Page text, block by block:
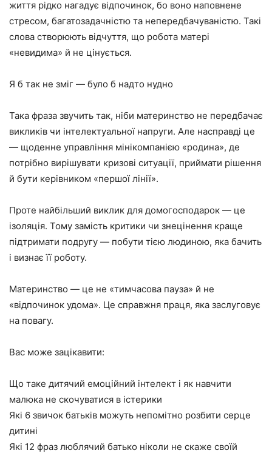
життя рідко нагадує відпочинок, бо воно наповнене
стресом, багатозадачністю та непередбачуваністю. Такі
слова створюють відчуття, що робота матері
«невидима» й не цінується.
Я б так не зміг — було б надто нудно
Така фраза звучить так, ніби материнство не передбачає
викликів чи інтелектуальної напруги. Але насправді це
— щоденне управління мінікомпанією «родина», де
потрібно вирішувати кризові ситуації, приймати рішення
й бути керівником «першої лінії».
Проте найбільший виклик для домогосподарок — це
ізоляція. Тому замість критики чи знецінення краще
підтримати подругу — побути тією людиною, яка бачить
і визнає її роботу.
Материнство — це не «тимчасова пауза» й не
«відпочинок удома». Це справжня праця, яка заслуговує
на повагу.
Вас може зацікавити:
Що таке дитячий емоційний інтелект і як навчити
малюка не скочуватися в істерики
Які 6 звичок батьків можуть непомітно розбити серце
дитині
Які 12 фраз люблячий батько ніколи не скаже своїй